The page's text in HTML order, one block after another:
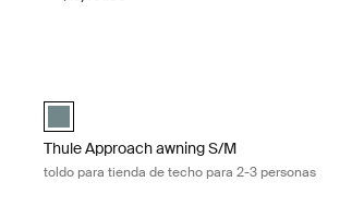
Mid blue swatch (selected)
Thule Approach awning S/M
toldo para tienda de techo para 2-3 personas